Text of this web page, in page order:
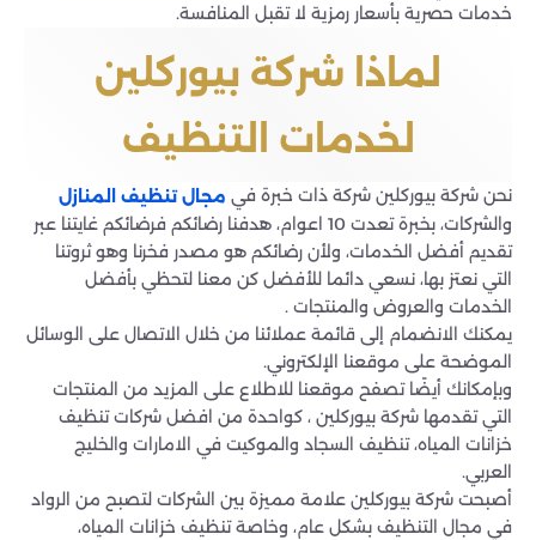
خدمات حصرية بأسعار رمزية لا تقبل المنافسة.
لماذا شركة بيوركلين
لخدمات التنظيف
نحن شركة بيوركلين شركة ذات خبرة في مجال تنظيف المنازل
والشركات، بخبرة تعدت 10 اعوام، هدفنا رضائكم فرضائكم غايتنا عبر
تقديم أفضل الخدمات، ولأن رضائكم هو مصدر فخرنا وهو ثروتنا
التي نعتز بها، نسعي دائما للأفضل كن معنا لتحظي بأفضل
الخدمات والعروض والمنتجات .
يمكنك الانضمام إلى قائمة عملائنا من خلال الاتصال على الوسائل
الموضحة على موقعنا الإلكتروني.
وبإمكانك أيضًا تصفح موقعنا للاطلاع على المزيد من المنتجات
التي تقدمها شركة بيوركلين ، كواحدة من افضل شركات تنظيف
خزانات المياه، تنظيف السجاد والموكيت في الامارات والخليج
العربي.
أصبحت شركة بيوركلين علامة مميزة بين الشركات لتصبح من الرواد
في مجال التنظيف بشكل عام، وخاصة تنظيف خزانات المياه،